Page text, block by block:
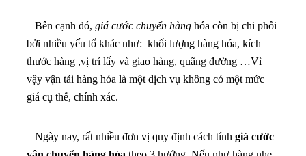
Bên cạnh đó, giá cước chuyển hàng hóa còn bị chi phối
bởi nhiều yếu tố khác như: khối lượng hàng hóa, kích
thước hàng ,vị trí lấy và giao hàng, quãng đường …Vì
vậy vận tải hàng hóa là một dịch vụ không có một mức
giá cụ thể, chính xác.
Ngày nay, rất nhiều đơn vị quy định cách tính giá cước